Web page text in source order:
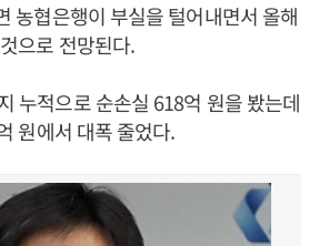
농협은행이 부실을 털어내면서 올해
으로 전망된다.
누적으로 순손실 618억 원을 봤는데
원에서 대폭 줄었다.